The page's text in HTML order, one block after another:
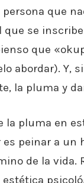
que
que se
que
abordar). Y,
la pluma y
la pluma en
es peinar a un
de la vida.